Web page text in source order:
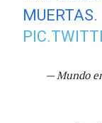
MUERTAS.
— Mundo